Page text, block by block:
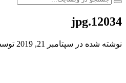
12034.jpg
نوشته شده در سپتامبر 21, 2019